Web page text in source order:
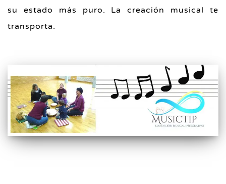
su estado más puro. La creación musical te
transporta.